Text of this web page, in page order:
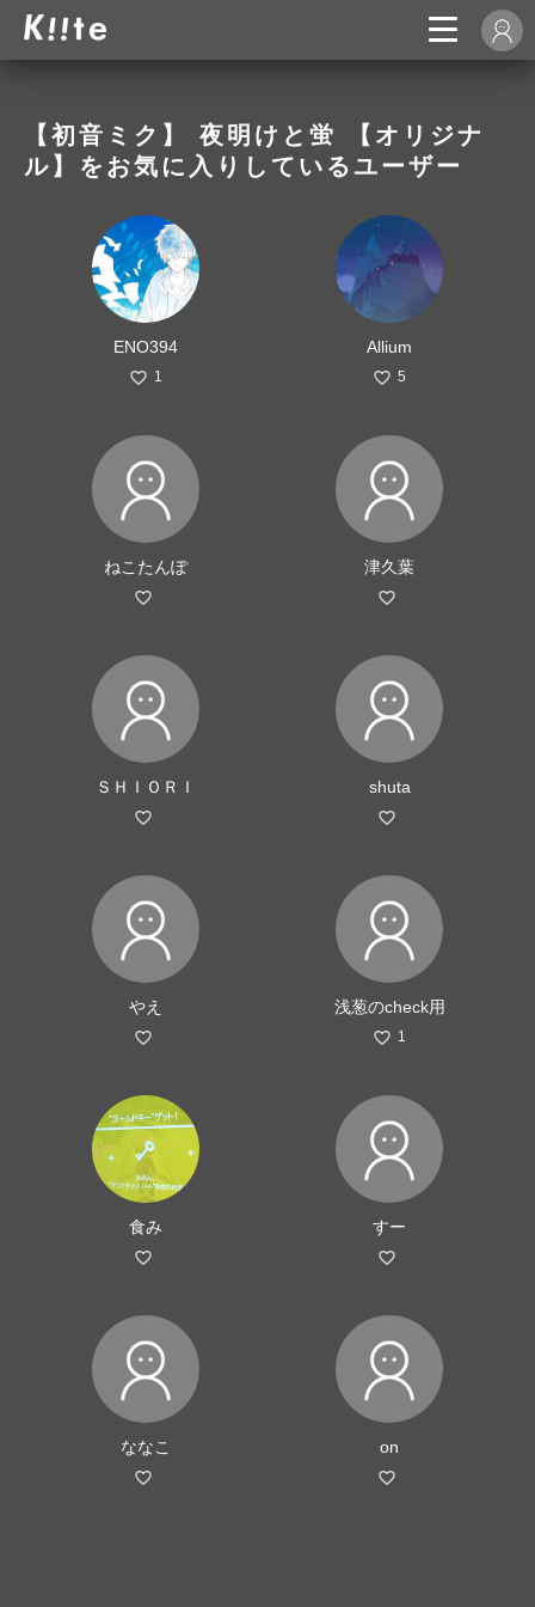
【初音ミク】 夜明けと蛍 【オリジナ
ル】をお気に入りしているユーザー
ENO394
1
Allium
5
ねこたんぽ 津久葉
ＳＨＩＯＲＩ shuta
やえ 浅葱のcheck用
1
食み すー
ななこ on